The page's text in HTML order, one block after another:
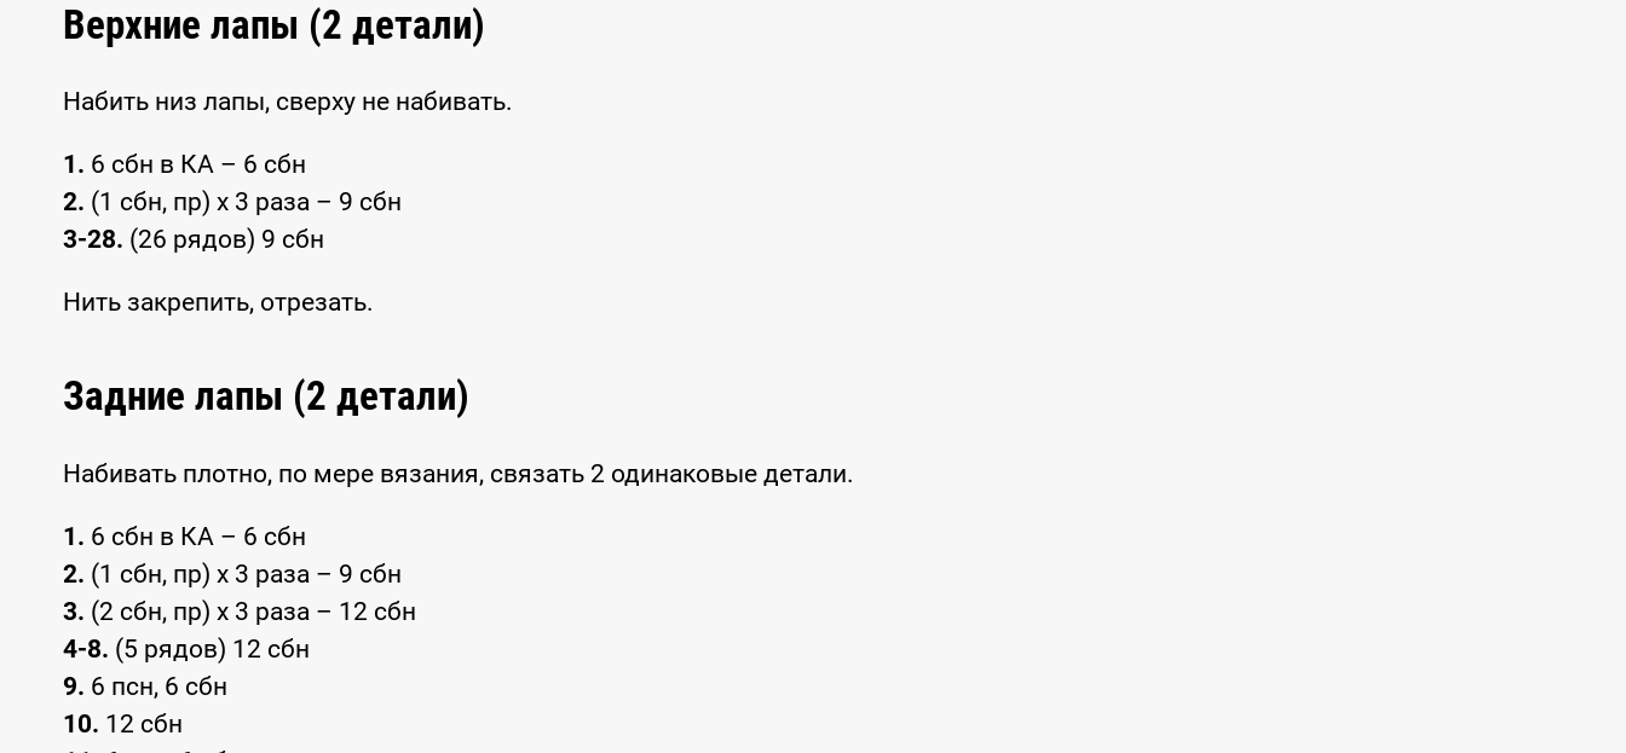
Верхние лапы (2 детали)
Набить низ лапы, сверху не набивать.
1. 6 сбн в КА – 6 сбн
2. (1 сбн, пр) x 3 раза – 9 сбн
3-28. (26 рядов) 9 сбн
Нить закрепить, отрезать.
Задние лапы (2 детали)
Набивать плотно, по мере вязания, связать 2 одинаковые детали.
1. 6 сбн в КА – 6 сбн
2. (1 сбн, пр) x 3 раза – 9 сбн
3. (2 сбн, пр) x 3 раза – 12 сбн
4-8. (5 рядов) 12 сбн
9. 6 псн, 6 сбн
10. 12 сбн